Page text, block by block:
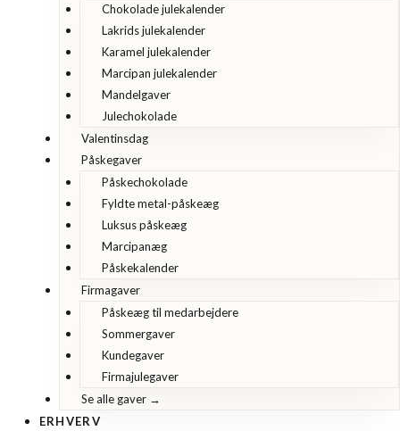
Chokolade julekalender
Lakrids julekalender
Karamel julekalender
Marcipan julekalender
Mandelgaver
Julechokolade
Valentinsdag
Påskegaver
Påskechokolade
Fyldte metal-påskeæg
Luksus påskeæg
Marcipanæg
Påskekalender
Firmagaver
Påskeæg til medarbejdere
Sommergaver
Kundegaver
Firmajulegaver
Se alle gaver →
ERHVERV